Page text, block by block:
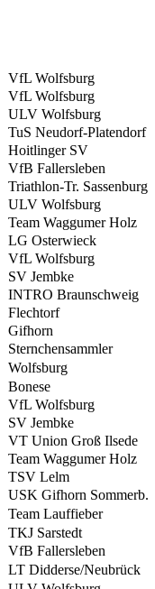
VfL Wolfsburg
VfL Wolfsburg
ULV Wolfsburg
TuS Neudorf-Platendorf
Hoitlinger SV
VfB Fallersleben
Triathlon-Tr. Sassenburg
ULV Wolfsburg
Team Waggumer Holz
LG Osterwieck
VfL Wolfsburg
SV Jembke
INTRO Braunschweig
Flechtorf
Gifhorn
Sternchensammler
Wolfsburg
Bonese
VfL Wolfsburg
SV Jembke
VT Union Groß Ilsede
Team Waggumer Holz
TSV Lelm
USK Gifhorn Sommerb.
Team Lauffieber
TKJ Sarstedt
VfB Fallersleben
LT Didderse/Neubrück